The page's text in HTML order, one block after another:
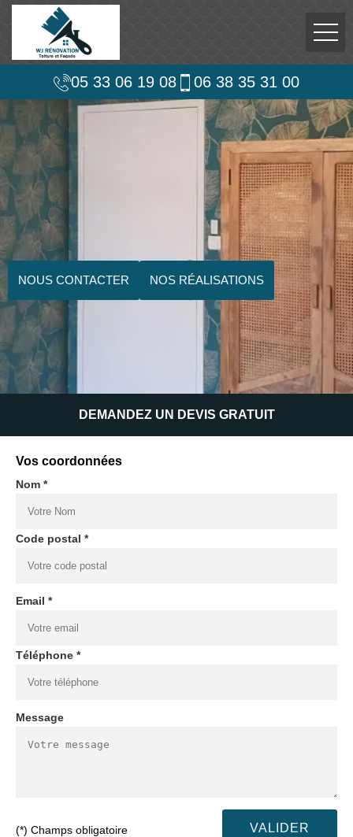
05 33 06 19 08 06 38 35 31 00
NOUS CONTACTER NOS RÉALISATIONS
DEMANDEZ UN DEVIS GRATUIT
Vos coordonnées
Nom *
Code postal *
Email *
Téléphone *
Message
(*) Champs obligatoire